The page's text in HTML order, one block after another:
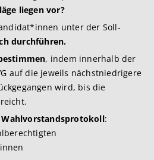
liegen vor?
unter der Soll-
durchführen.
, indem innerhalb der
auf die jeweils nächstniedrigere
wird, bis die
: